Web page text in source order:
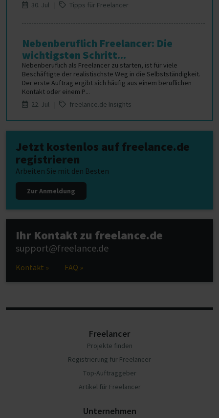
30. Jul |
Tipps für Freelancer
Nebenberuflich Freelancer: Die
wichtigsten Schritt...
Nebenberuflich als Freelancer zu starten, ist für viele
Beschäftigte der realistischste Weg in die Selbstständigkeit.
Der erste Auftrag ergibt sich häufig aus einem beruflichen
Kontakt oder einem P...
22. Jul |
freelance.de Insights
Jetzt kostenlos auf freelance.de
registrieren
Arbeiten Sie mit den Besten
Zur Anmeldung
Ihr Kontakt zu freelance.de
support@freelance.de
Kontakt » FAQ »
Freelancer
Projekte finden
Registrierung für Freelancer
Top-Auftraggeber
Artikel für Freelancer
Unternehmen